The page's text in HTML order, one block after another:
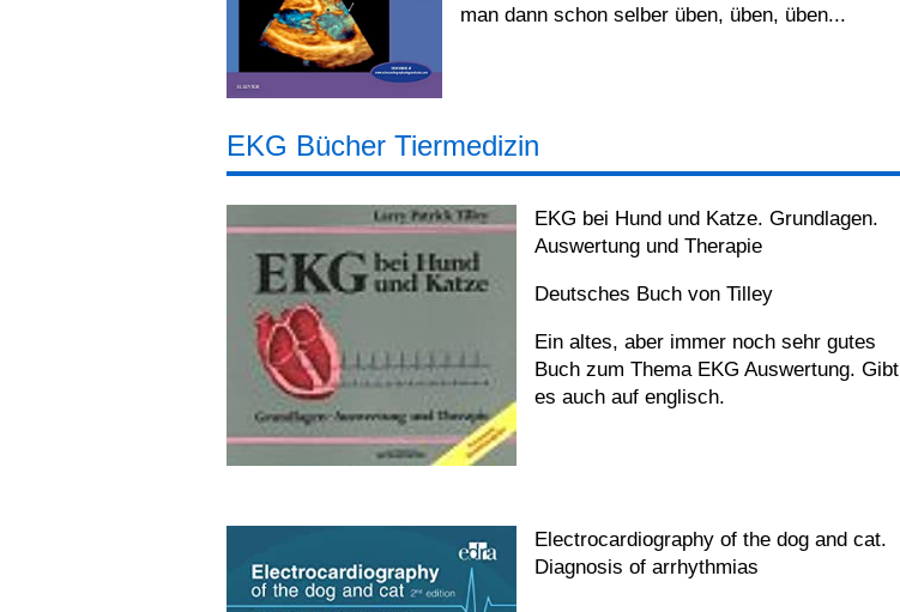
man dann schon selber üben, üben, üben...
EKG Bücher Tiermedizin
EKG bei Hund und Katze. Grundlagen.
Auswertung und Therapie
Deutsches Buch von Tilley
Ein altes, aber immer noch sehr gutes
Buch zum Thema EKG Auswertung. Gibt
es auch auf englisch.
Electrocardiography of the dog and cat.
Diagnosis of arrhythmias